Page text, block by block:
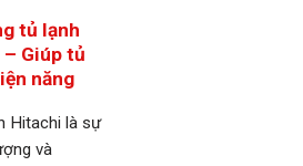
tủ lạnh
Giúp tủ
năng
Hitachi là sự
và